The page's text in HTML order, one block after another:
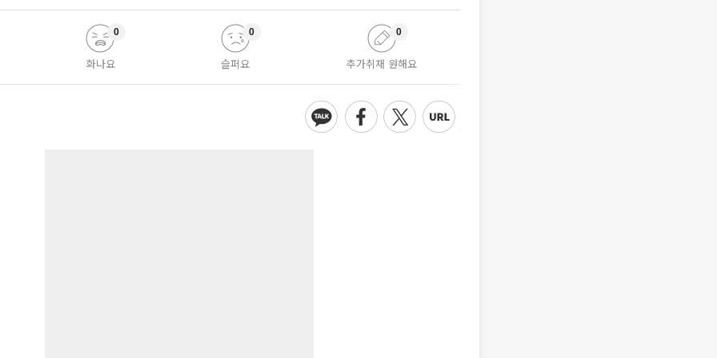
화나요
0
슬퍼요
0
추가취재 원해요
0